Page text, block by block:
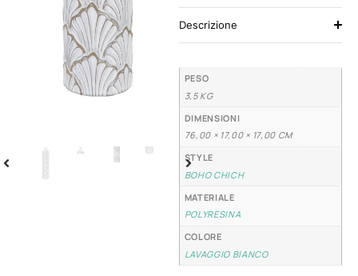
Descrizione
PESO
3,5 KG
DIMENSIONI
76,00 × 17,00 × 17,00 CM
STYLE
BOHO CHICH
MATERIALE
POLYRESINA
COLORE
LAVAGGIO BIANCO